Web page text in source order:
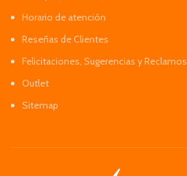
Horario de atención
Reseñas de Clientes
Felicitaciones, Sugerencias y Reclamos
Outlet
Sitemap